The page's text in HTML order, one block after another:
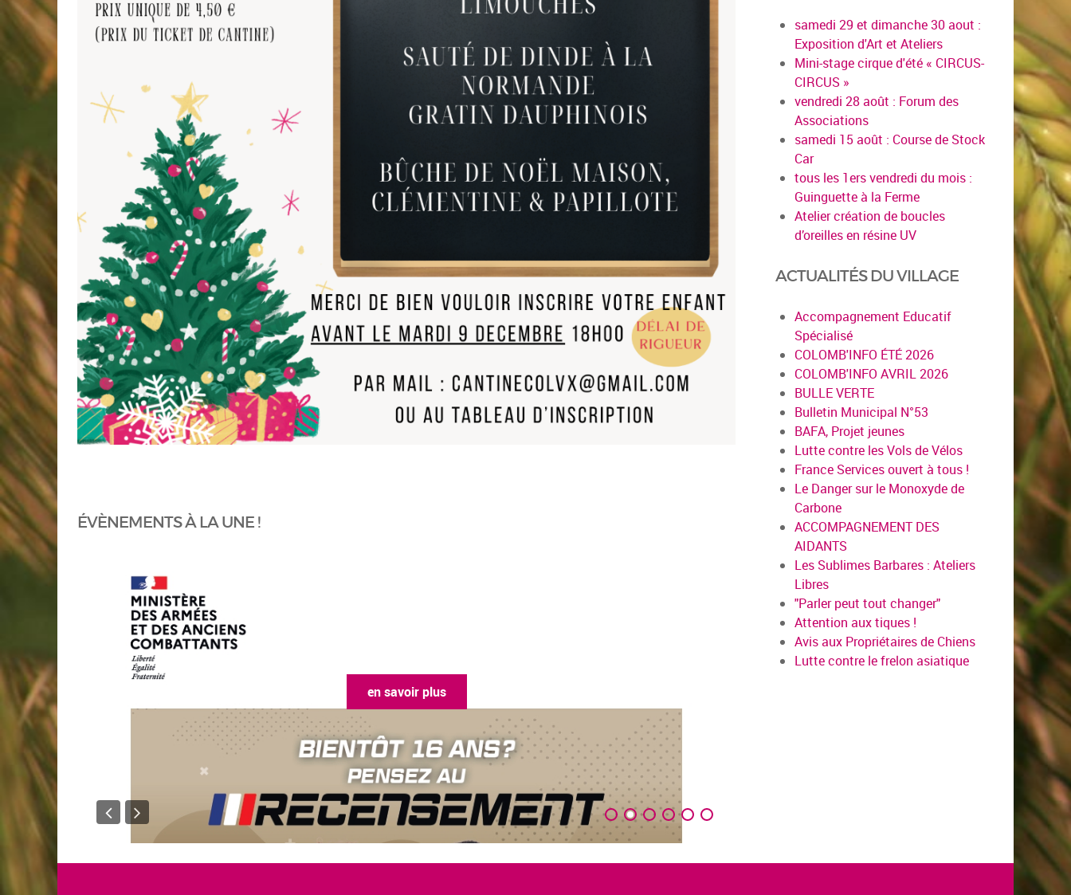
ÉVÈNEMENTS À LA UNE !
samedi 29 et dimanche 30 aout :
Exposition d'Art et Ateliers
Mini-stage cirque d'été « CIRCUS-
CIRCUS »
vendredi 28 août : Forum des
Associations
samedi 15 août : Course de Stock
Car
tous les 1ers vendredi du mois :
Guinguette à la Ferme
Atelier création de boucles
d’oreilles en résine UV
ACTUALITÉS DU VILLAGE
Accompagnement Educatif
Spécialisé
COLOMB'INFO ÉTÉ 2026
COLOMB'INFO AVRIL 2026
BULLE VERTE
Bulletin Municipal N°53
BAFA, Projet jeunes
Lutte contre les Vols de Vélos
France Services ouvert à tous !
Le Danger sur le Monoxyde de
Carbone
ACCOMPAGNEMENT DES
AIDANTS
Les Sublimes Barbares : Ateliers
Libres
"Parler peut tout changer"
Attention aux tiques !
Avis aux Propriétaires de Chiens
Lutte contre le frelon asiatique